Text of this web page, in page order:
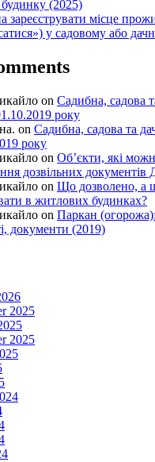
(2025)
зареєструвати місце
у садовому або
on Садибна, садова
року
on Садибна, садова та
року
on Об’єкти, які
дозвільних документів
on Що дозволено, а
в житлових будинках?
on Паркан
документи (2019)
2025
2025